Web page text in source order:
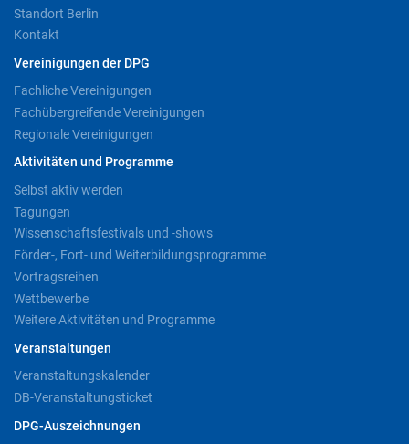
Standort Berlin
Kontakt
Vereinigungen der DPG
Fachliche Vereinigungen
Fachübergreifende Vereinigungen
Regionale Vereinigungen
Aktivitäten und Programme
Selbst aktiv werden
Tagungen
Wissenschaftsfestivals und -shows
Förder-, Fort- und Weiterbildungsprogramme
Vortragsreihen
Wettbewerbe
Weitere Aktivitäten und Programme
Veranstaltungen
Veranstaltungskalender
DB-Veranstaltungsticket
DPG-Auszeichnungen